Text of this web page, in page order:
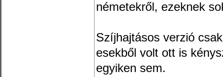
németekről, ezeknek
Szíjhajtásos verzió
esekből volt ott is
egyiken sem.